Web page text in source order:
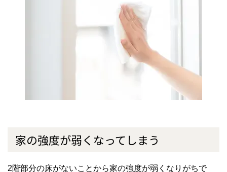
家の強度が弱くなってしまう
2階部分の床がないことから家の強度が弱くなりがちで